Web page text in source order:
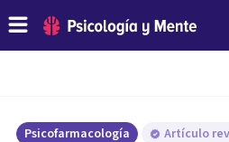
Psicofarmacología Artículo